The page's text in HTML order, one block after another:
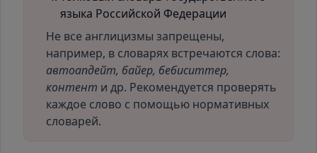
языка Российской Федерации
Не все англицизмы запрещены,
например, в словарях встречаются слова:
автоапдейт, байер, бебиситтер,
контент и др. Рекомендуется проверять
каждое слово с помощью нормативных
словарей.